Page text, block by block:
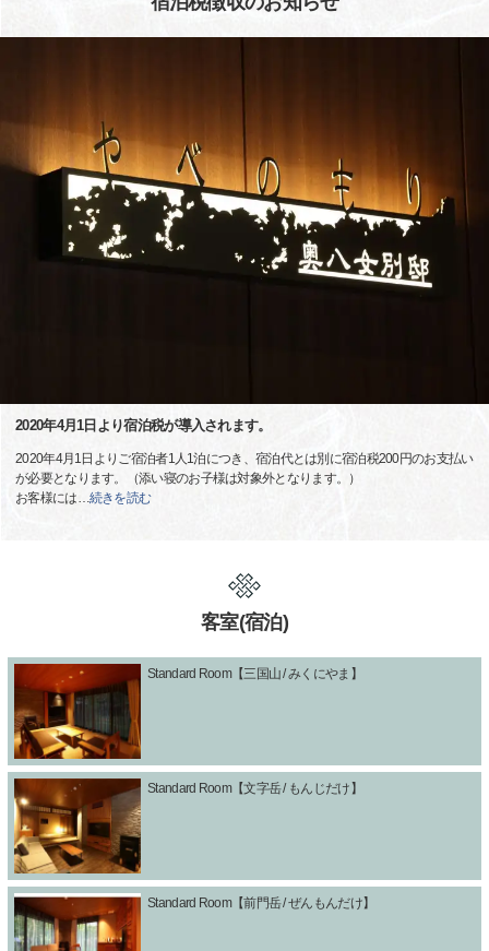
2020年4月1日より宿泊税が導入されます。
2020年4月1日よりご宿泊者1人1泊につき、宿泊代とは別に宿泊税200円のお支払い
が必要となります。（添い寝のお子様は対象外となります。）
お客様には…続きを読む
客室(宿泊)
Standard Room【三国山 / みくにやま】
Standard Room【文字岳 / もんじだけ】
Standard Room【前門岳 / ぜんもんだけ】